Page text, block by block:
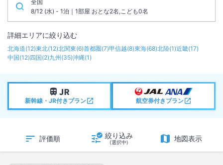
全国
8/12 (水) - 1泊｜1部屋 おとな2名,こども0名
詳細エリアに絞り込む
北海道(12)東北(12)北関東(6)首都圏(7)甲信越(8)東海(68)北陸(1)近畿(17)
中国(12)四国(2)九州 (35)沖縄(1)
新幹線・JR付きプラン 航空券付きプラン
評価順 絞り込み
(選択中) 地図表示